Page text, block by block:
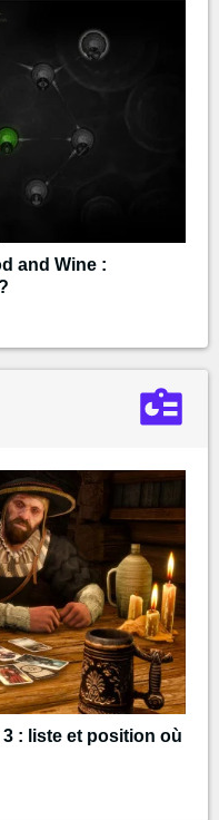
and Wine :
: liste et position où